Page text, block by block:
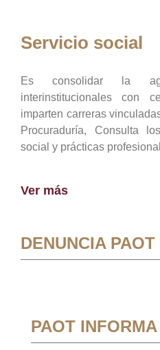
Servicio social
Es consolidar la
interinstitucionales con
imparten carreras
Procuraduría, Consulta
social y prácticas
Ver más
DENUNCIA PAOT
PAOT INFORMA